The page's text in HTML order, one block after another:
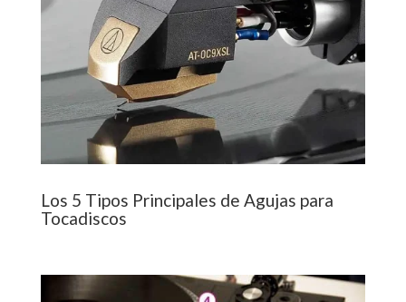
Los 5 Tipos Principales de Agujas para
Tocadiscos